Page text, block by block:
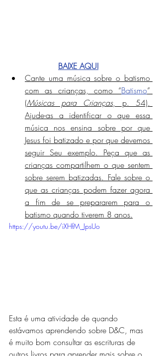
BAIXE AQUI
Cante uma música sobre o batismo
com as crianças, como “Batismo”
(Músicas para Crianças, p. 54).
Ajude-as a identificar o que essa
música nos ensina sobre por que
Jesus foi batizado e por que devemos
seguir Seu exemplo. Peça que as
crianças compartilhem o que sentem
sobre serem batizadas. Fale sobre o
que as crianças podem fazer agora
a fim de se prepararem para o
batismo quando tiverem 8 anos.
https://youtu.be/iXHfM_JpsUo
Esta é uma atividade de quando
estávamos aprendendo sobre D&C, mas
é muito bom consultar as escrituras de